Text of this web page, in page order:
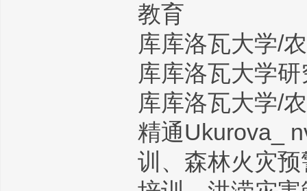
教育
库库洛瓦大学/
库库洛瓦大学
库库洛瓦大学/
精通Ukurova_
训、森林火灾